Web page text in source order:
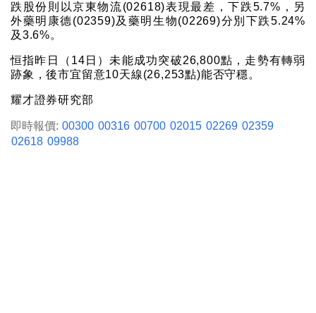
跌股份則以京東物流(02618)表現最差，下跌5.7%，另
外藥明康德(02359)及藥明生物(02269)分別下跌5.24%
及3.6%。
恒指昨日（14日）未能成功突破26,800點，走勢有轉弱
跡象，後市宜留意10天線(26,253點)能否守穩。
耀才證券研究部
即時報價: 00300 00316 00700 02015 02269 02359
02618 09988